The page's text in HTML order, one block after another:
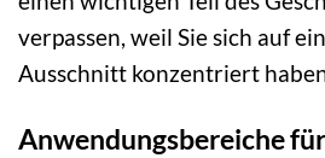
verpassen, weil Sie sich auf
Ausschnitt konzentriert
Anwendungsbereiche